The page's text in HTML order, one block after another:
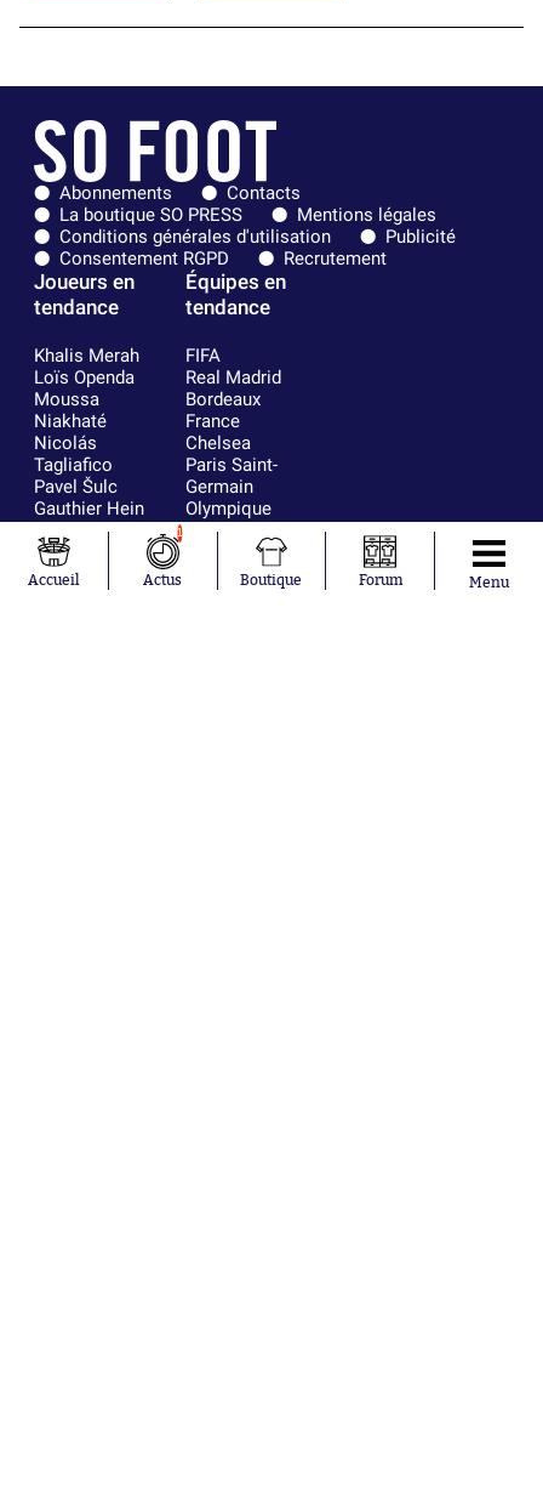
Abonnements
Contacts
La boutique SO PRESS
Mentions légales
Conditions générales d'utilisation
Publicité
Consentement RGPD
Recrutement
Joueurs en
tendance
Khalis Merah
Loïs Openda
Moussa
Niakhaté
Nicolás
Tagliafico
Pavel Šulc
Gauthier Hein
Lionel Messi
Gonzalo
García Torres
Gio Reyna
Équipes en
tendance
FIFA
Real Madrid
Bordeaux
France
Chelsea
Paris Saint-
Germain
Olympique
lyonnais
AC Milan
RC Strasbourg
RC Lens
Accueil
1
Actus Boutique Forum Menu